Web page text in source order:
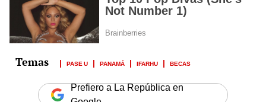
PASE U PANAMÁ IFARHU BECAS
Prefiero a La República en